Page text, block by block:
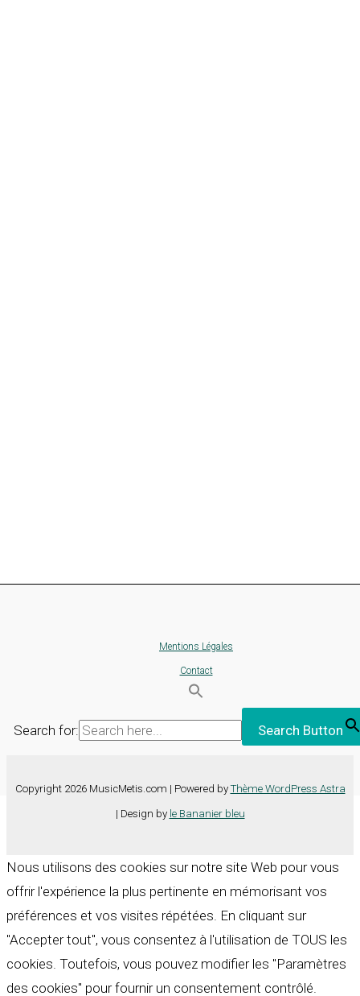
Mentions Légales
Contact
Search for: Search Button
Copyright 2026 MusicMetis.com | Powered by Thème WordPress Astra
| Design by le Bananier bleu
Nous utilisons des cookies sur notre site Web pour vous
offrir l'expérience la plus pertinente en mémorisant vos
préférences et vos visites répétées. En cliquant sur
"Accepter tout", vous consentez à l'utilisation de TOUS les
cookies. Toutefois, vous pouvez modifier les "Paramètres
des cookies" pour fournir un consentement contrôlé.